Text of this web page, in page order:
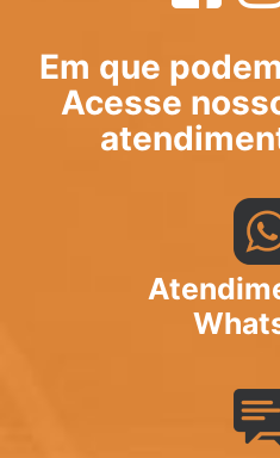
Em que
Acesse